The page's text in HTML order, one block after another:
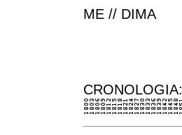
ME // DIMA
CRONOLOGIA: